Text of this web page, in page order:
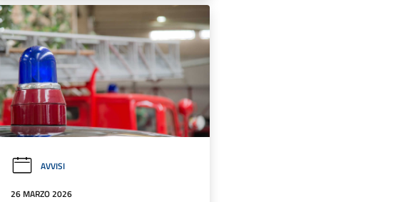
AVVISI
26 MARZO 2026